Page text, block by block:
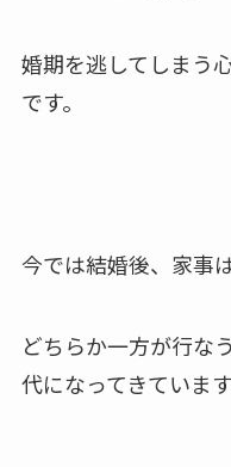
婚期を逃してしまう
です。
今では結婚後、家事
どちらか一方が行な
代になってきています